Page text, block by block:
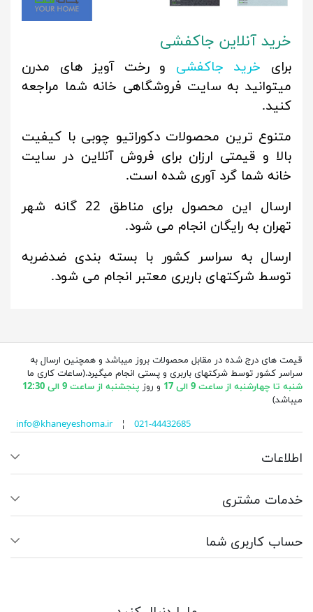
خرید آنلاین جاکفشی
برای خرید جاکفشی و رخت آویز های مدرن
میتوانید به سایت فروشگاهی خانه شما مراجعه
کنید.
متنوع ترین محصولات دکوراتیو چوبی با کیفیت
بالا و قیمتی ارزان برای فروش آنلاین در سایت
خانه شما گرد آوری شده است.
ارسال این محصول برای مناطق 22 گانه شهر
تهران به رایگان انجام می شود.
ارسال به سراسر کشور با بسته بندی ضدضربه
توسط شرکتهای باربری معتبر انجام می شود.
قیمت های درج شده در مقابل محصولات بروز میباشد و همچنین ارسال به
سراسر کشور توسط شرکتهای باربری و پستی انجام میگیرد.(ساعات کاری ما
شنبه تا چهارشنبه از ساعت 9 الی 17
و روز پنجشنبه از ساعت 9 الی 12:30
میباشد)
info@khaneyeshoma.ir¦ 021-44432685
اطلاعات
خدمات مشتری
حساب کاربری شما